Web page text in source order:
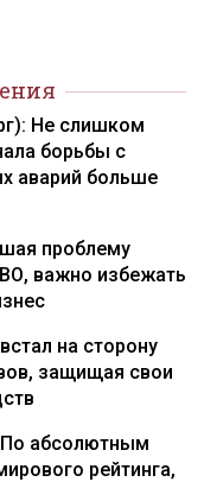
Не слишком
борьбы с
аварий больше
проблему
важно избежать
на сторону
защищая свои
абсолютным
рейтинга,